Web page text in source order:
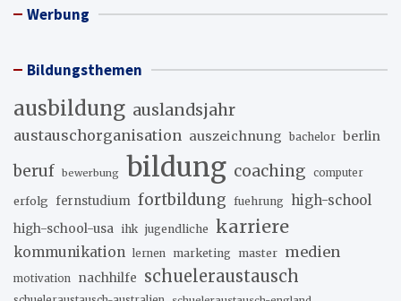
Werbung
Bildungsthemen
ausbildung auslandsjahr
austauschorganisation auszeichnung bachelor berlin
beruf bewerbung bildung coaching computer
erfolg fernstudium fortbildung fuehrung high-school
high-school-usa ihk jugendliche karriere
kommunikation lernen marketing master medien
motivation nachhilfe schueleraustausch